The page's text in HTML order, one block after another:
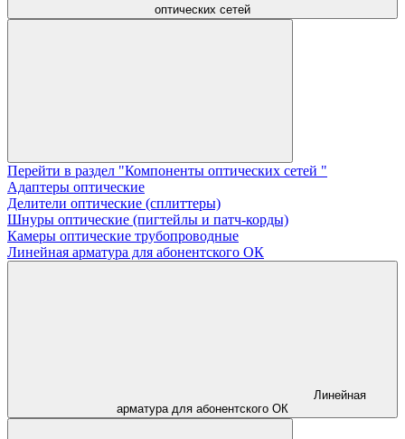
оптических сетей
Перейти в раздел "Компоненты оптических сетей "
Адаптеры оптические
Делители оптические (сплиттеры)
Шнуры оптические (пигтейлы и патч-корды)
Камеры оптические трубопроводные
Линейная арматура для абонентского ОК
Линейная
арматура для абонентского ОК